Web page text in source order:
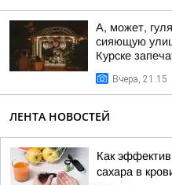
А, может,
сияющую
Курске
Вчера, 21:15
ЛЕНТА НОВОСТЕЙ
Как
сахара в